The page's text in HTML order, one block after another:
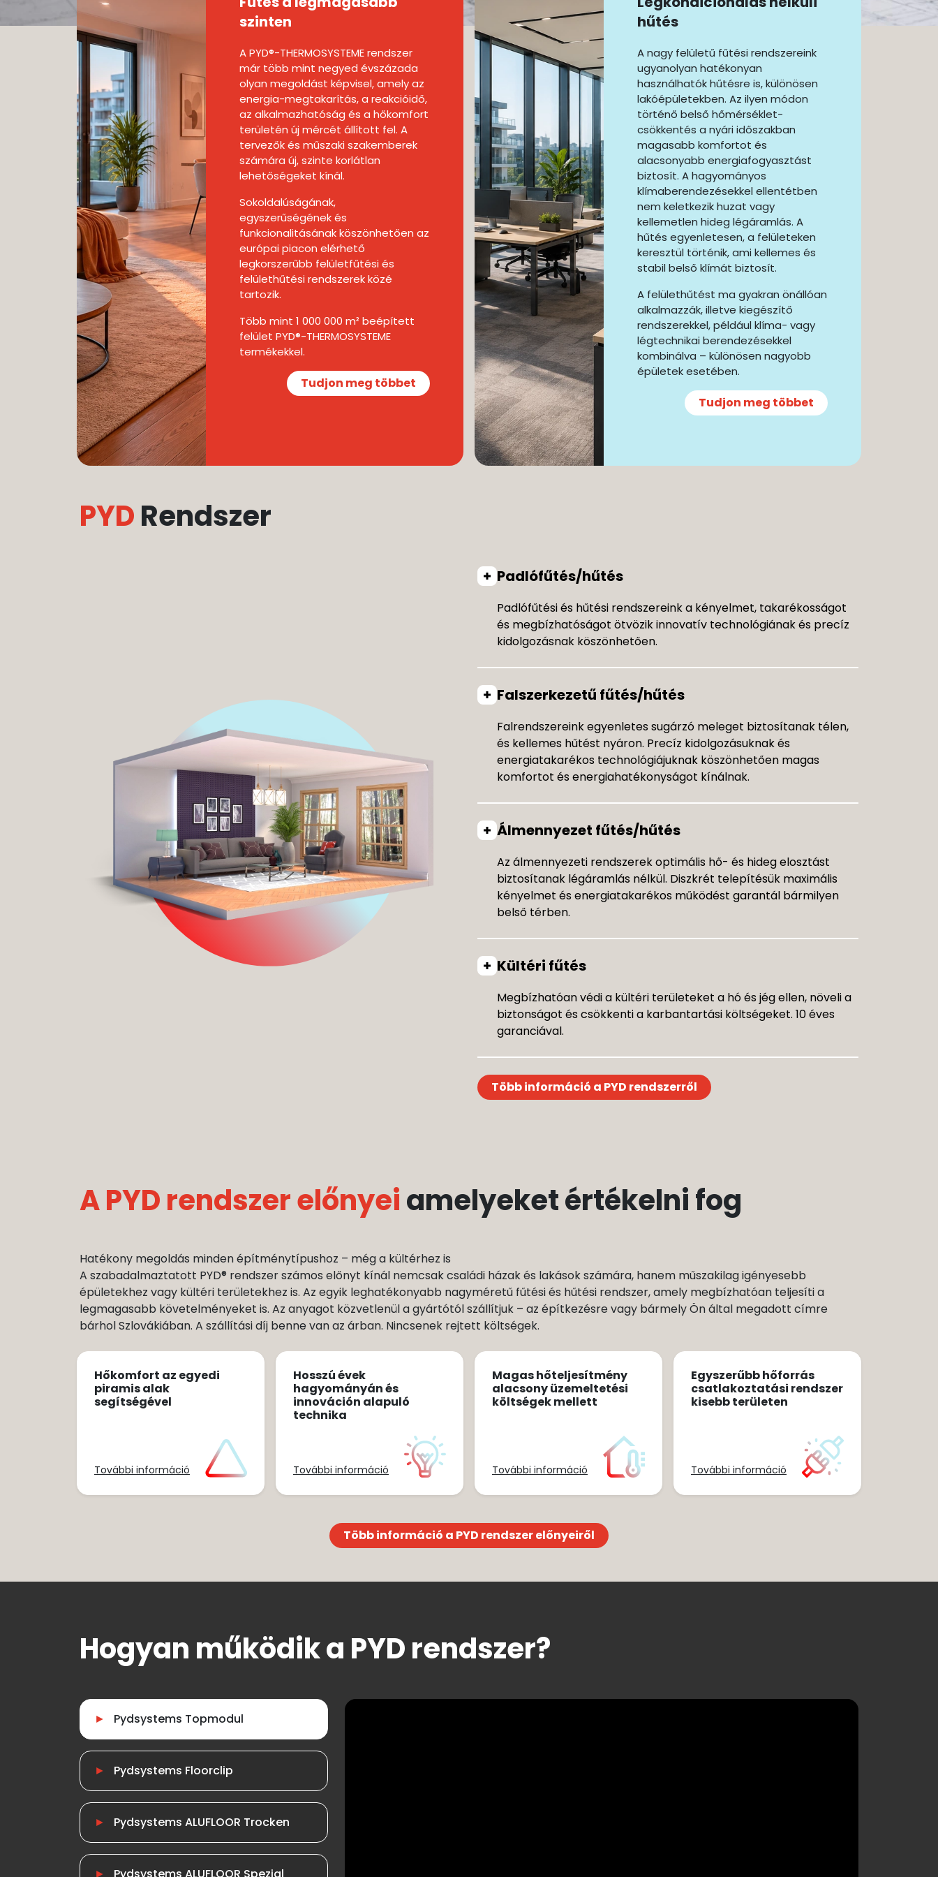
szinten
A PYD®-THERMOSYSTEME rendszer
már több mint negyed évszázada
olyan megoldást képvisel, amely az
energia-megtakarítás, a reakcióidő,
az alkalmazhatóság és a hőkomfort
területén új mércét állított fel. A
tervezők és műszaki szakemberek
számára új, szinte korlátlan
lehetőségeket kínál.
Sokoldalúságának,
egyszerűségének és
funkcionalitásának köszönhetően az
európai piacon elérhető
legkorszerűbb felületfűtési és
felülethűtési rendszerek közé
tartozik.
Több mint 1 000 000 m² beépített
felület PYD®-THERMOSYSTEME
termékekkel.
Tudjon meg többet
hűtés
A nagy felületű fűtési rendszereink
ugyanolyan hatékonyan
használhatók hűtésre is, különösen
lakóépületekben. Az ilyen módon
történő belső hőmérséklet-
csökkentés a nyári időszakban
magasabb komfortot és
alacsonyabb energiafogyasztást
biztosít. A hagyományos
klímaberendezésekkel ellentétben
nem keletkezik huzat vagy
kellemetlen hideg légáramlás. A
hűtés egyenletesen, a felületeken
keresztül történik, ami kellemes és
stabil belső klímát biztosít.
A felülethűtést ma gyakran önállóan
alkalmazzák, illetve kiegészítő
rendszerekkel, például klíma- vagy
légtechnikai berendezésekkel
kombinálva – különösen nagyobb
épületek esetében.
Tudjon meg többet
PYDRendszer
Padlófűtés/hűtés
Padlófűtési és hűtési rendszereink a kényelmet, takarékosságot
és megbízhatóságot ötvözik innovatív technológiának és precíz
kidolgozásnak köszönhetően.
Falszerkezetű fűtés/hűtés
Falrendszereink egyenletes sugárzó meleget biztosítanak télen,
és kellemes hűtést nyáron. Precíz kidolgozásuknak és
energiatakarékos technológiájuknak köszönhetően magas
komfortot és energiahatékonyságot kínálnak.
Álmennyezet fűtés/hűtés
Az álmennyezeti rendszerek optimális hő- és hideg elosztást
biztosítanak légáramlás nélkül. Diszkrét telepítésük maximális
kényelmet és energiatakarékos működést garantál bármilyen
belső térben.
Kültéri fűtés
Megbízhatóan védi a kültéri területeket a hó és jég ellen, növeli a
biztonságot és csökkenti a karbantartási költségeket. 10 éves
garanciával.
Több információ a PYD rendszerről
A PYD rendszer előnyeiamelyeket értékelni fog
Hatékony megoldás minden építménytípushoz – még a kültérhez is
A szabadalmaztatott PYD® rendszer számos előnyt kínál nemcsak családi házak és lakások számára, hanem műszakilag igényesebb
épületekhez vagy kültéri területekhez is. Az egyik leghatékonyabb nagyméretű fűtési és hűtési rendszer, amely megbízhatóan teljesíti a
legmagasabb követelményeket is. Az anyagot közvetlenül a gyártótól szállítjuk – az építkezésre vagy bármely Ön által megadott címre
bárhol Szlovákiában. A szállítási díj benne van az árban. Nincsenek rejtett költségek.
Hőkomfort az egyedi
piramis alak
segítségével
További információ
Hosszú évek
hagyományán és
innováción alapuló
technika
További információ
Magas hőteljesítmény
alacsony üzemeltetési
költségek mellett
További információ
Egyszerűbb hőforrás
csatlakoztatási rendszer
kisebb területen
További információ
Több információ a PYD rendszer előnyeiről
Hogyan működik a PYD rendszer?
Pydsystems Topmodul
Pydsystems Floorclip
Pydsystems ALUFLOOR Trocken